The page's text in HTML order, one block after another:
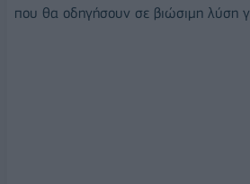
που θα οδηγήσουν σε βιώσιμη λύση